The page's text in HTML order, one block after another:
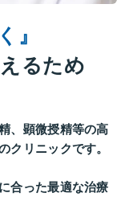
』
るため
、顕微授精等の高
クリニックです。
合った最適な治療